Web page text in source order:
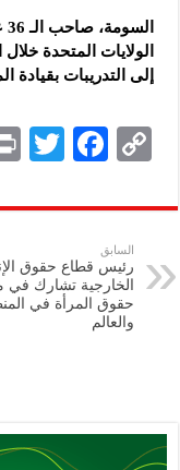
الولايات المتحدة
إلى التدريبات
C
p
y
Li
n
F
eb
k
T
tt
السابق
رئيس قطاع حقوق
الخارجية تشارك في
حقوق المرأة في
والعالم